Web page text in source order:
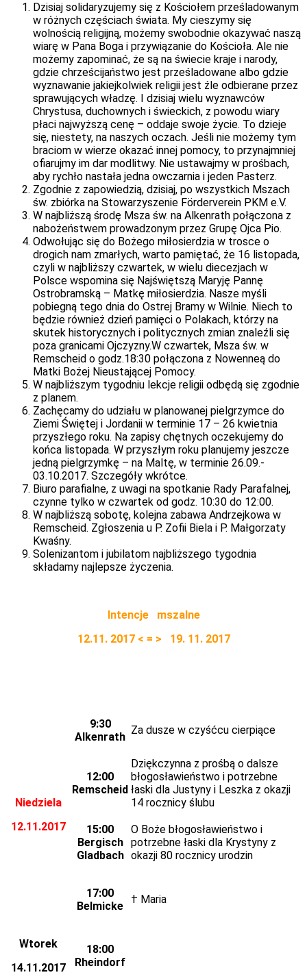
Dzisiaj solidaryzujemy się z Kościołem prześladowanym
w różnych częściach świata. My cieszymy się
wolnością religijną, możemy swobodnie okazywać naszą
wiarę w Pana Boga i przywiązanie do Kościoła. Ale nie
możemy zapominać, że są na świecie kraje i narody,
gdzie chrześcijaństwo jest prześladowane albo gdzie
wyznawanie jakiejkolwiek religii jest źle odbierane przez
sprawujących władzę. I dzisiaj wielu wyznawców
Chrystusa, duchownych i świeckich, z powodu wiary
płaci najwyższą cenę – oddaje swoje życie. To dzieje
się, niestety, na naszych oczach. Jeśli nie możemy tym
braciom w wierze okazać innej pomocy, to przynajmniej
ofiarujmy im dar modlitwy. Nie ustawajmy w prośbach,
aby rychło nastała jedna owczarnia i jeden Pasterz.
Zgodnie z zapowiedzią, dzisiaj, po wszystkich Mszach
św. zbiórka na Stowarzyszenie Förderverein PKM e.V.
W najbliższą środę Msza św. na Alkenrath połączona z
nabożeństwem prowadzonym przez Grupę Ojca Pio.
Odwołując się do Bożego miłosierdzia w trosce o
drogich nam zmarłych, warto pamiętać, że 16 listopada,
czyli w najbliższy czwartek, w wielu diecezjach w
Polsce wspomina się Najświętszą Maryję Pannę
Ostrobramską – Matkę miłosierdzia. Nasze myśli
pobiegną tego dnia do Ostrej Bramy w Wilnie. Niech to
będzie również dzień pamięci o Polakach, którzy na
skutek historycznych i politycznych zmian znaleźli się
poza granicami Ojczyzny.W czwartek, Msza św. w
Remscheid o godz.18:30 połączona z Nowenneą do
Matki Bożej Nieustającej Pomocy.
W najbliższym tygodniu lekcje religii odbędą się zgodnie
z planem.
Zachęcamy do udziału w planowanej pielgrzymce do
Ziemi Świętej i Jordanii w terminie 17 – 26 kwietnia
przyszłego roku. Na zapisy chętnych oczekujemy do
końca listopada. W przyszłym roku planujemy jeszcze
jedną pielgrzymkę – na Maltę, w terminie 26.09.-
03.10.2017. Szczegóły wkrótce.
Biuro parafialne, z uwagi na spotkanie Rady Parafalnej,
czynne tylko w czwartek od godz. 10:30 do 12:00.
W najbliższą sobotę, kolejna zabawa Andrzejkowa w
Remscheid. Zgłoszenia u P. Zofii Biela i P. Małgorzaty
Kwaśny.
Solenizantom i jubilatom najbliższego tygodnia
składamy najlepsze życzenia.
Intencje mszalne
12.11. 2017 < = > 19. 11. 2017
Niedziela
12.11.2017
9:30
Alkenrath
Za dusze w czyśćcu cierpiące
12:00
Remscheid
Dziękczynna z prośbą o dalsze
błogosławieństwo i potrzebne
łaski dla Justyny i Leszka z okazji
14 rocznicy ślubu
15:00
Bergisch
Gladbach
O Boże błogosławieństwo i
potrzebne łaski dla Krystyny z
okazji 80 rocznicy urodzin
17:00
Belmicke
† Maria
Wtorek
14.11.2017
18:00
Rheindorf